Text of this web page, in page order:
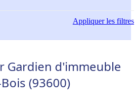
Appliquerles filtres
Gardien d'immeuble
(93600)